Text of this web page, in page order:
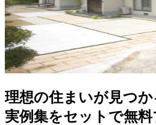
理想の住まいが見つか
実例集をセットで無料